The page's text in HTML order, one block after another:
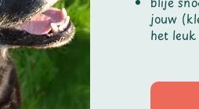
jouw
het